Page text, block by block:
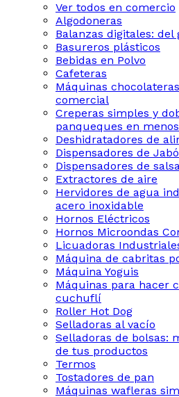
Ver todos en comercio
Algodoneras
Balanzas digitales:
Basureros plásticos
Bebidas en Polvo
Cafeteras
Máquinas
comercial
Creperas simples y
panqueques en
Deshidratadores de
Dispensadores de
Dispensadores de
Extractores de aire
Hervidores de agua
acero inoxidable
Hornos Eléctricos
Hornos Microondas
Licuadoras
Máquina de cabritas
Máquina Yoguis
Máquinas para hacer
cuchuflí
Roller Hot Dog
Selladoras al vacío
Selladoras de bolsas:
de tus productos
Termos
Tostadores de pan
Máquinas wafleras